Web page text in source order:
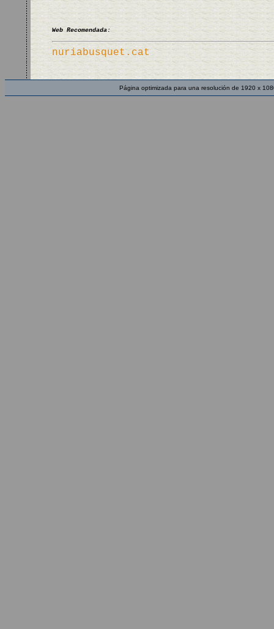
Web Recomendada:
nuriabusquet.cat
Página optimizada para una resolución de 1920 x